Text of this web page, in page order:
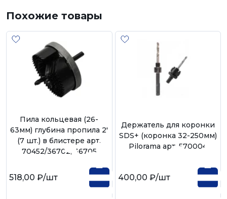
Похожие товары
Пила кольцевая (26-
63мм) глубина пропила 2'
(7 шт.) в блистере арт.
70452/36702, 36705
518,00 ₽/шт
Держатель для коронки
SDS+ (коронка 32-250мм)
Pilorama арт. 570004
400,00 ₽/шт